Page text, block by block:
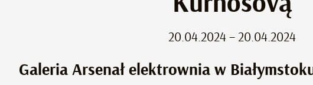
20.04.2024 – 20.04.2024
Galeria Arsenał elektrownia w